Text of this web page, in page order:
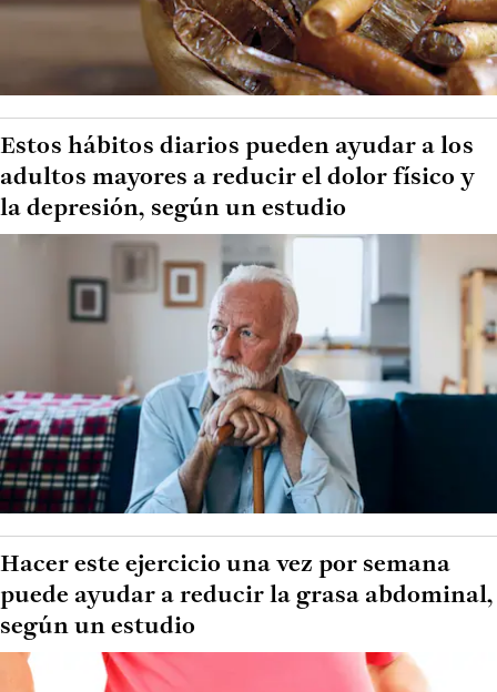
Estos hábitos diarios pueden ayudar a los
adultos mayores a reducir el dolor físico y
la depresión, según un estudio
Hacer este ejercicio una vez por semana
puede ayudar a reducir la grasa abdominal,
según un estudio